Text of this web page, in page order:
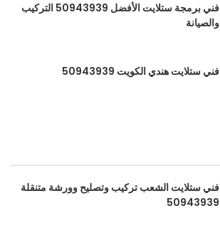
فني برمجة ستلايت الأفضل 50943939 التركيب
والصيانة
فني ستلايت هندي الكويت 50943939
فني ستلايت الشعب تركيب وتصليح وورشة متنقلة
50943939